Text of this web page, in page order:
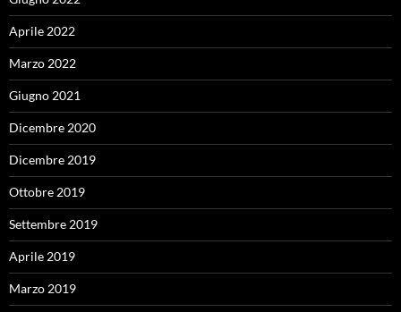
Aprile 2022
Marzo 2022
Giugno 2021
Dicembre 2020
Dicembre 2019
Ottobre 2019
Settembre 2019
Aprile 2019
Marzo 2019